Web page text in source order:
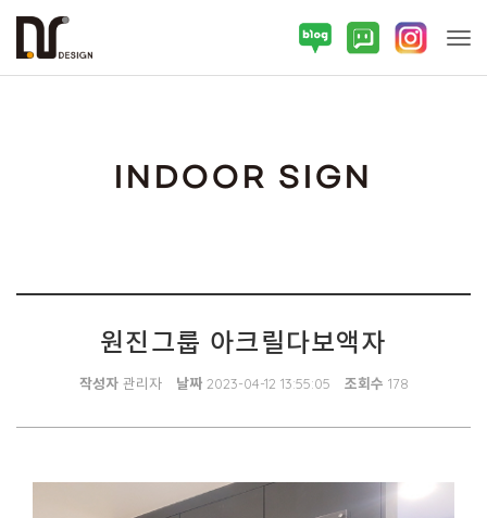
INDOOR SIGN
원진그룹 아크릴다보액자
작성자관리자 날짜2023-04-12 13:55:05 조회수 178